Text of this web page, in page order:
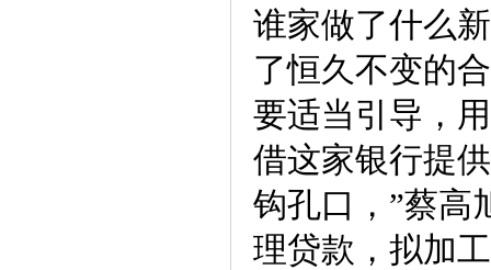
谁家做了什么
了恒久不变的
要适当引导，
借这家银行提
钩孔口，”蔡高
理贷款，拟加